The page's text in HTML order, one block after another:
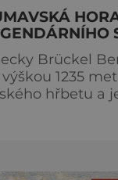
Brückel
1235
hřbetu a
nestojí v